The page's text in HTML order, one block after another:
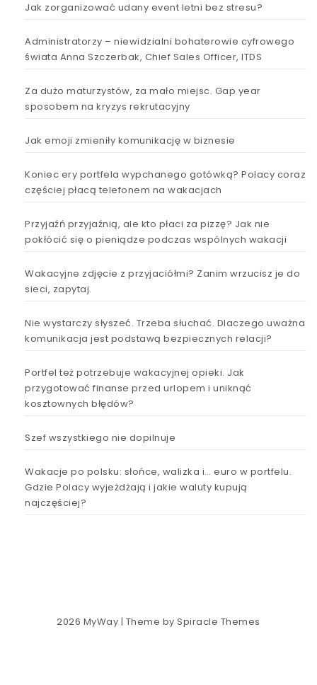
Jak zorganizować udany event letni bez stresu?
Administratorzy – niewidzialni bohaterowie cyfrowego
świata Anna Szczerbak, Chief Sales Officer, ITDS
Za dużo maturzystów, za mało miejsc. Gap year
sposobem na kryzys rekrutacyjny
Jak emoji zmieniły komunikację w biznesie
Koniec ery portfela wypchanego gotówką? Polacy coraz
częściej płacą telefonem na wakacjach
Przyjaźń przyjaźnią, ale kto płaci za pizzę? Jak nie
pokłócić się o pieniądze podczas wspólnych wakacji
Wakacyjne zdjęcie z przyjaciółmi? Zanim wrzucisz je do
sieci, zapytaj.
Nie wystarczy słyszeć. Trzeba słuchać. Dlaczego uważna
komunikacja jest podstawą bezpiecznych relacji?
Portfel też potrzebuje wakacyjnej opieki. Jak
przygotować finanse przed urlopem i uniknąć
kosztownych błędów?
Szef wszystkiego nie dopilnuje
Wakacje po polsku: słońce, walizka i… euro w portfelu.
Gdzie Polacy wyjeżdżają i jakie waluty kupują
najczęściej?
2026 MyWay | Theme bySpiracle Themes